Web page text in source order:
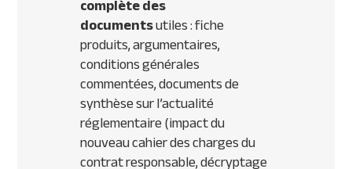
complète des
documentsutiles : fiche
produits, argumentaires,
conditions générales
commentées, documents de
synthèse sur l’actualité
réglementaire (impact du
nouveau cahier des charges du
contrat responsable, décryptage